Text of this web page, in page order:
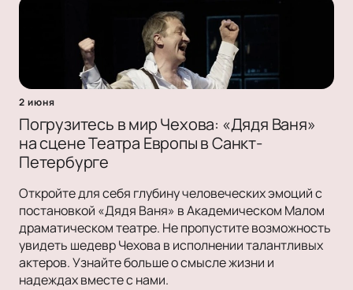
2 июня
Погрузитесь в мир Чехова: «Дядя Ваня»
на сцене Театра Европы в Санкт-
Петербурге
Откройте для себя глубину человеческих эмоций с
постановкой «Дядя Ваня» в Академическом Малом
драматическом театре. Не пропустите возможность
увидеть шедевр Чехова в исполнении талантливых
актеров. Узнайте больше о смысле жизни и
надеждах вместе с нами.